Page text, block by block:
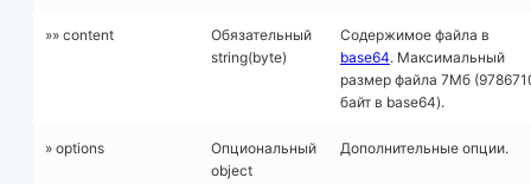
»» content
Обязательный
string(byte)
Содержимое файла в
base64. Максимальный
размер файла 7Mб
байт в base64).
» options
Опциональный
object
Дополнительные опции.